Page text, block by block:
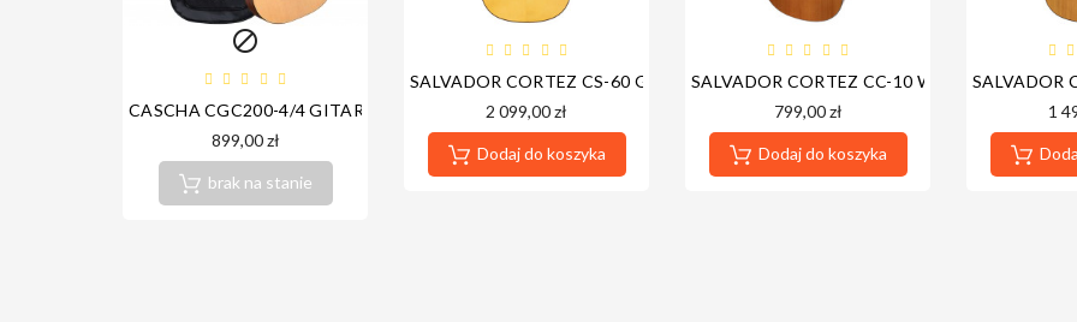

CASCHA CGC200-4/4 GITARA KLASYCZNA SCENICZNA
899,00 zł
brak na stanie
SALVADOR CORTEZ CS-60 GITARA KLASYCZNA
2 099,00 zł
Dodaj do koszyka
SALVADOR CORTEZ CC-10 WERSJA
799,00 zł
Dodaj do koszyka
SALVADOR
1